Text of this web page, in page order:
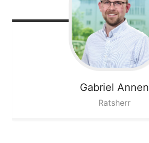
Gabriel Annen
Ratsherr